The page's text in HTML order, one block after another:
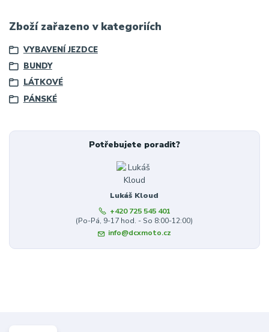
Zboží zařazeno v kategoriích
VYBAVENÍ JEZDCE
BUNDY
LÁTKOVÉ
PÁNSKÉ
Potřebujete poradit?
Lukáš Kloud
+420 725 545 401
(Po-Pá, 9-17 hod. - So 8:00-12:00)
info@dcxmoto.cz